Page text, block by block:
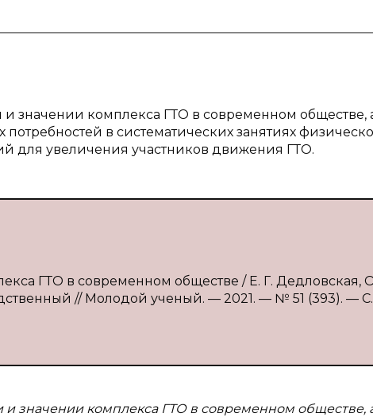
и значении комплекса ГТО в современном обществе,
в систематических занятиях
для увеличения участников движения ГТО.
ГТО в современном обществе / Е. Г. Дедловская,
// Молодой ученый. — 2021. — № 51 (393). —
и значении комплекса ГТО в современном обществе,